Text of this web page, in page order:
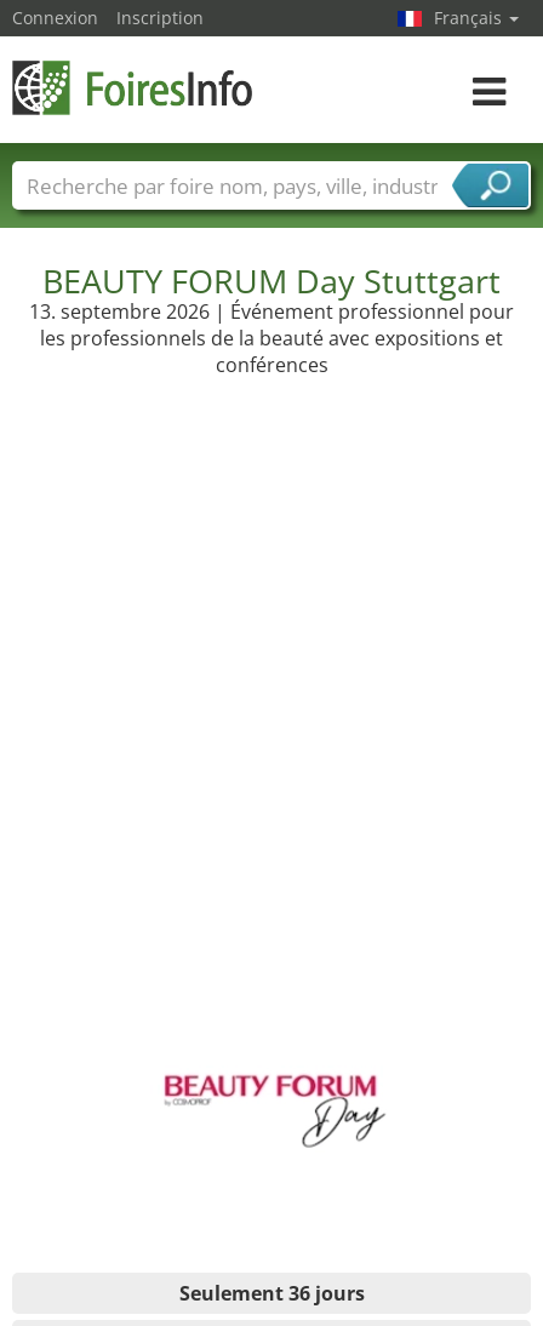
BEAUTY FORUM Day Stuttgart
13. septembre 2026 | Événement professionnel pour
les professionnels de la beauté avec expositions et
conférences
Seulement 36 jours
Connexion Inscription Français
Toggle
Foire noms Pays Villes
Secteurs de foire